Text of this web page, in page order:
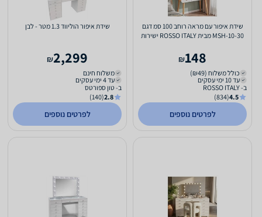
שידת איפור עם מראה רוחב 100 סמ דגם
MSH-10-30 מבית ROSSO ITALY ישירות
148
₪
כולל משלוח (₪49)
עד 10 ימי עסקים
ב- ROSSO ITALY
4.5
(834)
לפרטים נוספים
שידת איפור הוליווד 1.3 מטר - לבן
2,299
₪
משלוח חינם
עד 4 ימי עסקים
ב- טון ספורטס
2.8
(140)
לפרטים נוספים